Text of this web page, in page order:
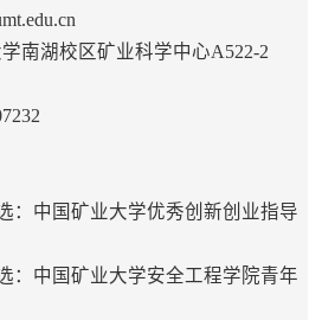
南湖校区矿业科学中心A522-2
：中国矿业大学优秀创新创业指导
：中国矿业大学安全工程学院青年